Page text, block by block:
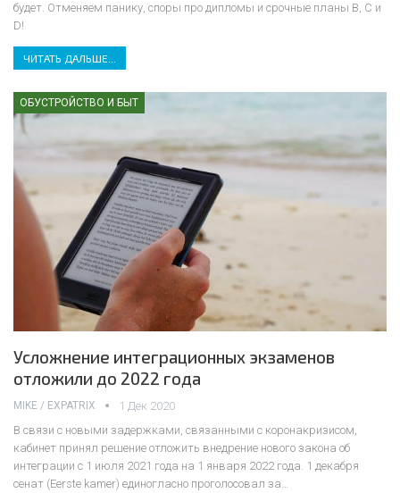
будет. Отменяем панику, споры про дипломы и срочные планы B, C и
D!
ЧИТАТЬ ДАЛЬШЕ...
ОБУСТРОЙСТВО И БЫТ
Усложнение интеграционных экзаменов
отложили до 2022 года
MIKE / EXPATRIX
1 Дек 2020
В связи с новыми задержками, связанными с коронакризисом,
кабинет принял решение отложить внедрение нового закона об
интеграции с 1 июля 2021 года на 1 января 2022 года. 1 декабря
сенат (Eerste kamer) единогласно проголосовал за